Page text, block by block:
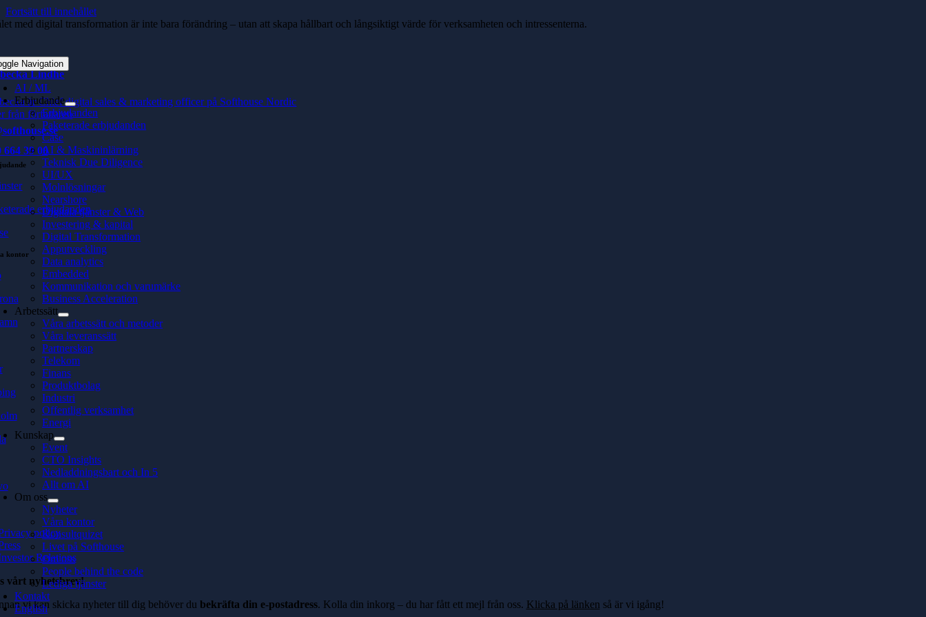
Fortsätt till innehållet
Navigation
AI / ML
Erbjudande
Erbjudanden
Paketerade erbjudanden
Case
AI & Maskininlärning
Teknisk Due Diligence
UI/UX
Molnlösningar
Nearshore
Digitala tjänster & Web
Investering & kapital
Digital Transformation
Apputveckling
Data analytics
Embedded
Kommunikation och varumärke
Business Acceleration
Arbetssätt
Våra arbetssätt och metoder
Våra leveranssätt
Partnerskap
Telekom
Finans
Produktbolag
Industri
Offentlig verksamhet
Energi
Kunskap
Event
CTO Insights
Nedladdningsbart och In 5
Allt om AI
Om oss
Nyheter
Våra kontor
Konsultquizet
Livet på Softhouse
Om oss
People behind the code
Lediga tjänster
Kontakt
English
med digital transformation är inte bara förändring – utan att skapa hållbart och långsiktigt värde för verksamheten och intressenterna.
Lindhe
är Chief digital sales & marketing officer på Softhouse Nordic
från författaren
664 39 00
erbjudanden
kontor
policy
Relations
vårt nyhetsbrev!
vi kan skicka nyheter till dig behöver du bekräfta din e-postadress. Kolla din inkorg – du har fått ett mejl från oss. Klicka på länken så är vi igång!